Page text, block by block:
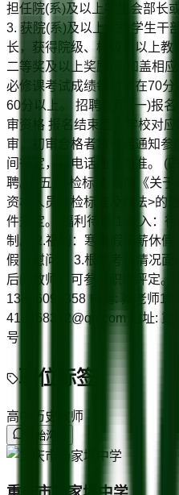
担任院(系)及以上学生会部长
3. 获院(系)及以上优秀学生干
长，获得院级、校级及以上
二等奖及以上奖励(须加盖相
必修课考试成绩每科须在70
60分以上。 招聘程序 (一)报
审资格 报名结束后，学校对
审，初审合格者将电话通知参
间待定，以电话通知为准。 (
聘。 (五)体检标准 参照《关于
资格人员体检标准及办法>的
件规定。 福利待遇 1.收入：
制。 2.福利：寒暑假带薪休假
假日慰问。 3.根据考核情况面
后的教师，可参与职称评定。
13896099358 电话: 梁老师
418468372@qq.com 地址: 重
号
职位标签
高中历史教师
开始沟通